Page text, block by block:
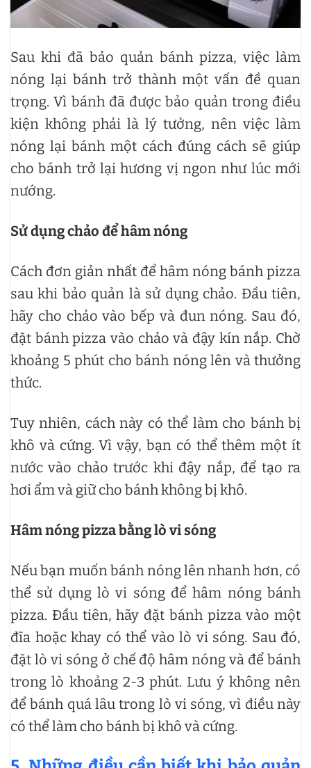
Sau khi đã bảo quản bánh pizza, việc làm
nóng lại bánh trở thành một vấn đề quan
trọng. Vì bánh đã được bảo quản trong điều
kiện không phải là lý tưởng, nên việc làm
nóng lại bánh một cách đúng cách sẽ giúp
cho bánh trở lại hương vị ngon như lúc mới
nướng.
Sử dụng chảo để hâm nóng
Cách đơn giản nhất để hâm nóng bánh pizza
sau khi bảo quản là sử dụng chảo. Đầu tiên,
hãy cho chảo vào bếp và đun nóng. Sau đó,
đặt bánh pizza vào chảo và đậy kín nắp. Chờ
khoảng 5 phút cho bánh nóng lên và thưởng
thức.
Tuy nhiên, cách này có thể làm cho bánh bị
khô và cứng. Vì vậy, bạn có thể thêm một ít
nước vào chảo trước khi đậy nắp, để tạo ra
hơi ẩm và giữ cho bánh không bị khô.
Hâm nóng pizza bằng lò vi sóng
Nếu bạn muốn bánh nóng lên nhanh hơn, có
thể sử dụng lò vi sóng để hâm nóng bánh
pizza. Đầu tiên, hãy đặt bánh pizza vào một
đĩa hoặc khay có thể vào lò vi sóng. Sau đó,
đặt lò vi sóng ở chế độ hâm nóng và để bánh
trong lò khoảng 2-3 phút. Lưu ý không nên
để bánh quá lâu trong lò vi sóng, vì điều này
có thể làm cho bánh bị khô và cứng.